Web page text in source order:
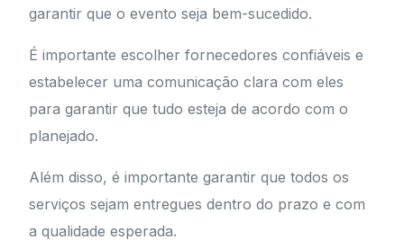
garantir que o evento seja bem-sucedido.
É importante escolher fornecedores confiáveis e
estabelecer uma comunicação clara com eles
para garantir que tudo esteja de acordo com o
planejado.
Além disso, é importante garantir que todos os
serviços sejam entregues dentro do prazo e com
a qualidade esperada.